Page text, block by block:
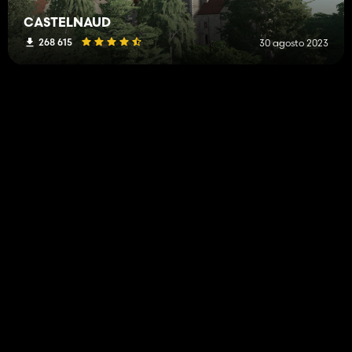
CASTELNAUD
268 615 30 agosto 2023